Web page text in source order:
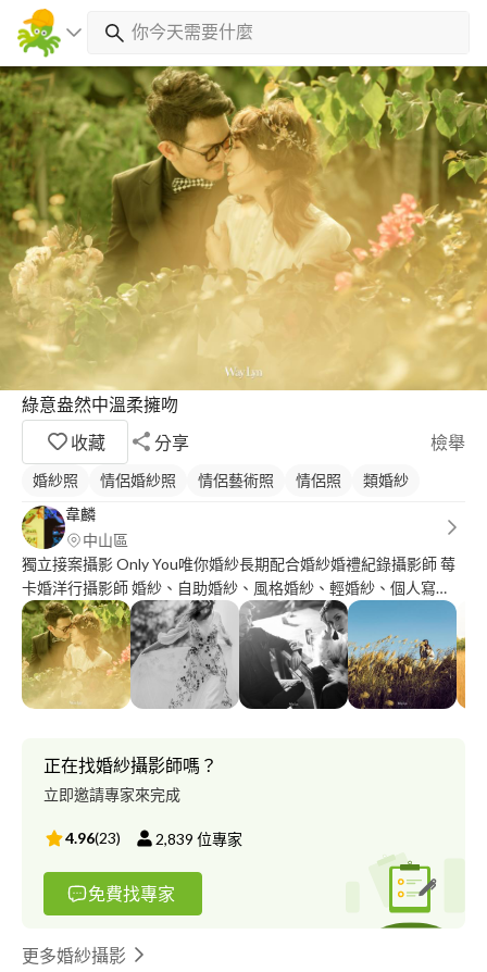
綠意盎然中溫柔擁吻
收藏
分享 檢舉
婚紗照 情侶婚紗照 情侶藝術照 情侶照
類婚紗
韋麟
中山區
獨立接案攝影 Only You唯你婚紗長期配合婚紗婚禮紀錄攝影師 莓
卡婚洋行攝影師 婚紗、自助婚紗、風格婚紗、輕婚紗、個人寫
真、孕婦寫真、活動攝影、婚禮現場紀實攝影…等
正在找婚紗攝影師嗎？
立即邀請專家來完成
4.96(23) 2,839 位專家
免費找專家
更多婚紗攝影